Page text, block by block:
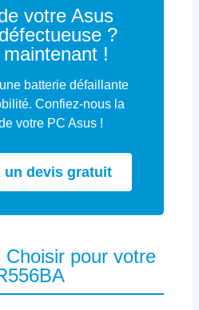
votre Asus
?
!
batterie défaillante
Confiez-nous la
votre PC Asus !
un devis gratuit
Choisir pour votre